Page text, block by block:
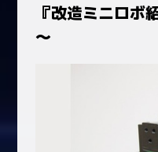
『改造ミニロ
～